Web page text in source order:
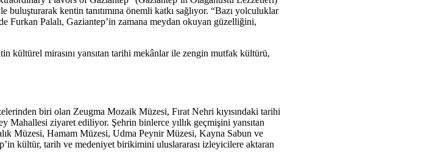
kentin tanıtımına önemli katkı sağlıyor. “Bazı yolculuklar
Furkan Palalı, Gaziantep’in zamana meydan okuyan güzelliğini,
kültürel mirasını yansıtan tarihi mekânlar ile zengin mutfak kültürü,
biri olan Zeugma Mozaik Müzesi, Fırat Nehri kıyısındaki tarihi
Mahallesi ziyaret ediliyor. Şehrin binlerce yıllık geçmişini yansıtan
Müzesi, Hamam Müzesi, Udma Peynir Müzesi, Kayna Sabun ve
kültür, tarih ve medeniyet birikimini uluslararası izleyicilere aktaran